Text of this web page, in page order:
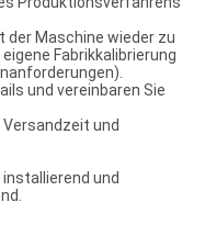
der Maschine wieder zu
Fabrikkalibrierung
und vereinbaren Sie
und
und